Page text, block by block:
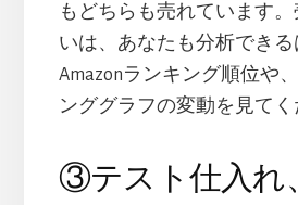
もどちらも売れています
いは、あなたも分析できる
Amazonランキング順位や
ンググラフの変動を見てく
③テスト仕入れ